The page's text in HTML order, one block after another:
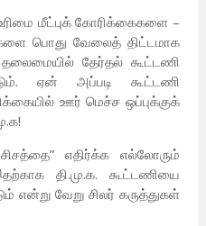
மீட்புக் கோரிக்கைகளை –
பொது வேலைத் திட்டமாக
தேர்தல் கூட்டணி
ஏன் அப்படி கூட்டணி
ஊர் மெச்ச ஒப்புக்குக்
எதிர்க்க எல்லோரும்
தி.மு.க. கூட்டணியை
என்று வேறு சிலர் கருத்துகள்